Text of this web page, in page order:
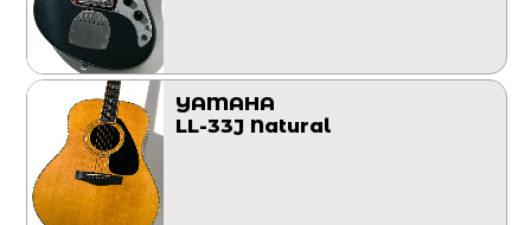
YAMAHA
LL-33J Natural